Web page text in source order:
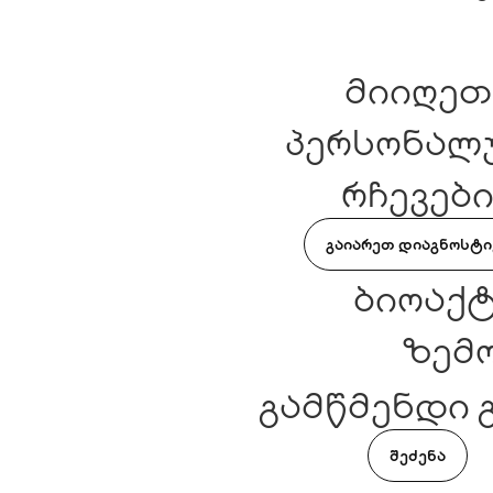
მიიღეთ
რჩევები
ᲒᲐᲘᲐᲠᲔᲗ
გამწმენდი
ᲨᲔᲫᲔᲜᲐ